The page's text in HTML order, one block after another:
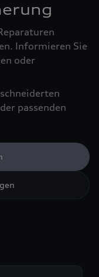
Informieren Sie
oder
passenden